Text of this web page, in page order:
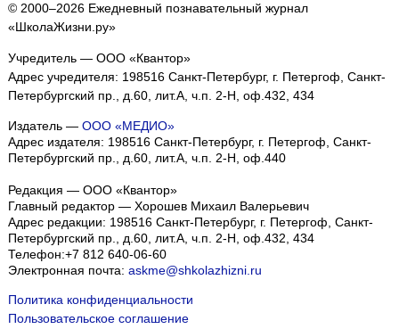
© 2000–2026 Ежедневный познавательный журнал
«ШколаЖизни.ру»
Учредитель — ООО «Квантор»
Адрес учредителя: 198516 Санкт-Петербург, г. Петергоф, Санкт-
Петербургский пр., д.60, лит.А, ч.п. 2-Н, оф.432, 434
Издатель — ООО «МЕДИО»
Адрес издателя: 198516 Санкт-Петербург, г. Петергоф, Санкт-
Петербургский пр., д.60, лит.А, ч.п. 2-Н, оф.440
Редакция — ООО «Квантор»
Главный редактор — Хорошев Михаил Валерьевич
Адрес редакции: 198516 Санкт-Петербург, г. Петергоф, Санкт-
Петербургский пр., д.60, лит.А, ч.п. 2-Н, оф.432, 434
Телефон:+7 812 640-06-60
Электронная почта: askme@shkolazhizni.ru
Политика конфиденциальности
Пользовательское соглашение